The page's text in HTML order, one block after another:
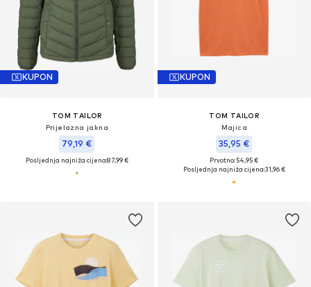
KUPON
TOM TAILOR
Prijelazna jakna
79,19 €
Posljednja najniža cijena:87,99 €
KUPON
TOM TAILOR
Majica
35,95 €
Prvotno: 54,95 €
Posljednja najniža cijena:31,96 €